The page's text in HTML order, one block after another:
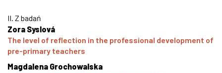
II. Z badań
Zora Syslová
The level of reflection in the professional development of
pre-primary teachers
Magdalena Grochowalska